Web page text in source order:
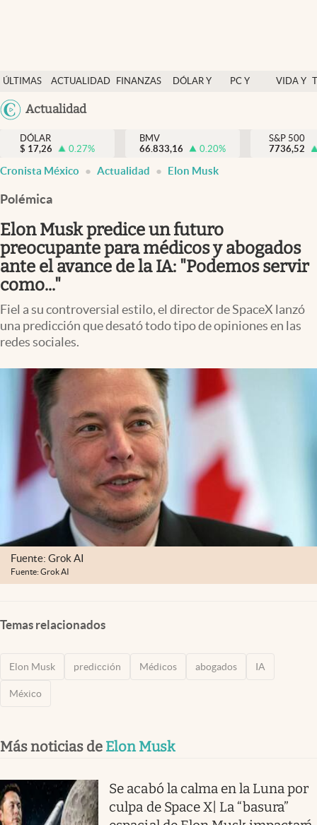
ÚLTIMAS
NOTICIAS
ACTUALIDAD
FINANZAS
DÓLAR Y
PC Y
VIDA Y
México
Actualidad
Actualidad
Finanzas y economía
Dólar y mercados
Pc y celular
Vida y estilo
Clima
Mediakit
abre en nueva pestaña
México
DÓLAR
$ 17,26 0.27%
BMV
66.833,16
0.20%
S&P 500
7736,52
Cronista México Actualidad Elon Musk
Polémica
Elon Musk predice un futuro
preocupante para médicos y abogados
ante el avance de la IA: "Podemos servir
como..."
Fiel a su controversial estilo, el director de SpaceX lanzó
una predicción que desató todo tipo de opiniones en las
redes sociales.
Fuente: Grok AI
Fuente: Grok AI
Temas relacionados
Elon Musk predicción Médicos abogados IA
México
Más noticias de Elon Musk
Se acabó la calma en la Luna por
culpa de Space X| La “basura”